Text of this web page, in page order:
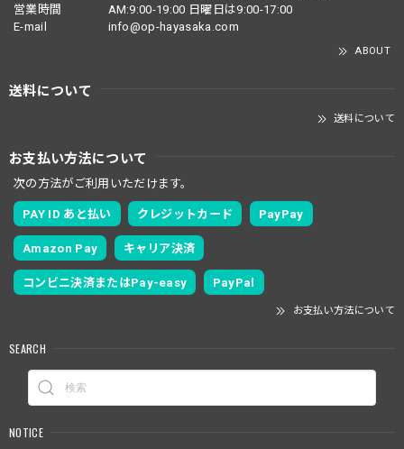
営業時間
AM:9:00-19:00 日曜日は9:00-17:00
E-mail
info@op-hayasaka.com
ABOUT
送料について
送料について
お支払い方法について
次の方法がご利用いただけます。
PAY ID あと払い クレジットカード PayPay
Amazon Pay キャリア決済
コンビニ決済またはPay-easy PayPal
お支払い方法について
SEARCH
NOTICE